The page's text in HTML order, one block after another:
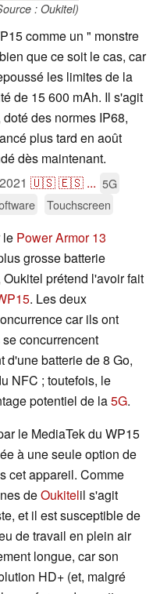
: Oukitel)
comme un " monstre
que ce soit le cas, car
les limites de la
de 15 600 mAh. Il s'agit
des normes IP68,
plus tard en août
dès maintenant.
🇺🇸🇪🇸 ... 5G
Touchscreen
le Power Armor 13
grosse batterie
prétend l'avoir fait
. Les deux
car ils ont
concurrencent
d'une batterie de 8 Go,
NFC ; toutefois, le
potentiel de la5G.
le MediaTek du WP15
à une seule option de
cet appareil. Comme
deOukitelil s'agit
et il est susceptible de
de travail en plein air
longue, car son
HD+ (et, malgré